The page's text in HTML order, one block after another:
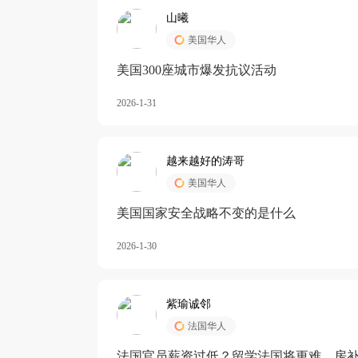
山曦
美国华人
美国300座城市爆发抗议活动
2026-1-31
越来越好的涛哥
美国华人
美国国家安全战略不变的是什么
2026-1-30
紫瑜诚邻
法国华人